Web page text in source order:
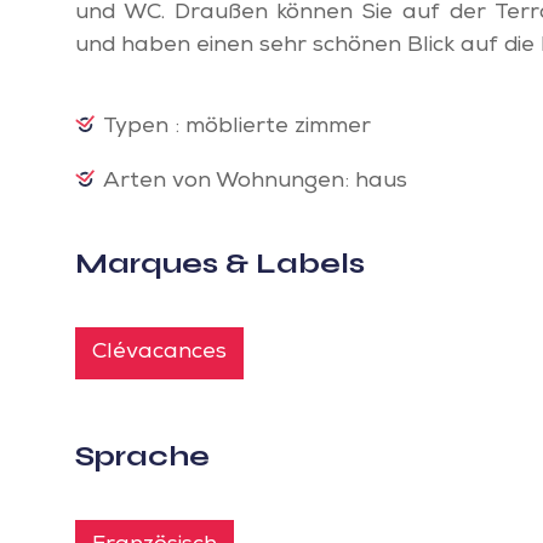
und WC. Draußen können Sie auf der
und haben einen sehr schönen Blick auf
Typen : möblierte zimmer
Arten von Wohnungen: haus
Marques & Labels
Clévacances
Sprache